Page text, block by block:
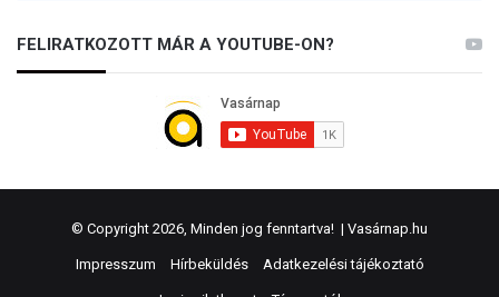
FELIRATKOZOTT MÁR A YOUTUBE-ON?
© Copyright 2026, Minden jog fenntartva! | Vasárnap.hu
Impresszum Hírbeküldés Adatkezelési tájékoztató